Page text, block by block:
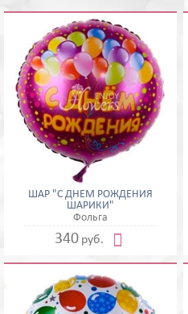
ШАР "С ДНЕМ РОЖДЕНИЯ
ШАРИКИ"
Фольга
340 руб. 